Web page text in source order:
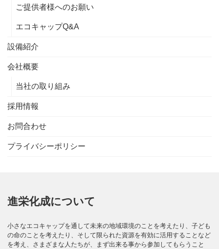
ご提供者様へのお願い
エコキャップQ&A
設備紹介
会社概要
当社の取り組み
採用情報
お問合わせ
プライバシーポリシー
進栄化成について
小さなエコキャップを通して未来の地域環境のことを考えたり、子ども
の命のことを考えたり、そして限られた資源を有効に活用することなど
を考え、さまざまな人たちが、まず出来る事から参加してもらうこと